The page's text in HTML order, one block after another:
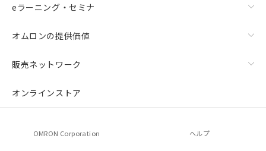
eラーニング・セミナ
オムロンの提供価値
販売ネットワーク
オンラインストア
OMRON Corporation ヘルプ